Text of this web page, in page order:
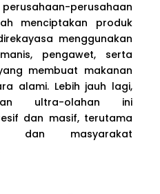
perusahaan
menciptakan produk
menggunakan
pengawet, serta
membuat makanan
alami. Lebih jauh lagi,
ultra-olahan ini
dan masif, terutama
dan masyarakat